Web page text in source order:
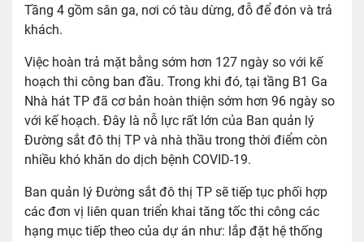
Tầng 4 gồm sân ga, nơi có tàu dừng, đỗ để đón và trả
khách.
Việc hoàn trả mặt bằng sớm hơn 127 ngày so với kế
hoạch thi công ban đầu. Trong khi đó, tại tầng B1 Ga
Nhà hát TP đã cơ bản hoàn thiện sớm hơn 96 ngày so
với kế hoạch. Đây là nỗ lực rất lớn của Ban quản lý
Đường sắt đô thị TP và nhà thầu trong thời điểm còn
nhiều khó khăn do dịch bệnh COVID-19.
Ban quản lý Đường sắt đô thị TP sẽ tiếp tục phối hợp
các đơn vị liên quan triển khai tăng tốc thi công các
hạng mục tiếp theo của dự án như: lắp đặt hệ thống